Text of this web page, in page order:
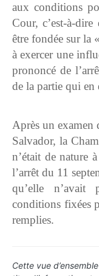
aux conditions
Cour,
être fondée sur la
à exercer une
prononcé de
de la partie qui en
Après un examen
Salvador, la
n’était de nature
l’arrêt du 11
qu’elle
conditions fixées
remplies.
Cette vue